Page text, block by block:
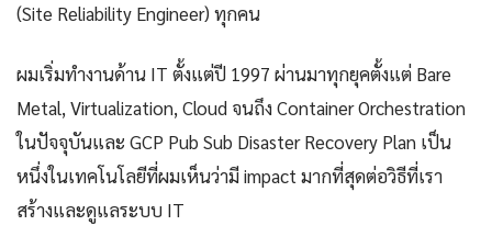
(Site Reliability Engineer) ทุกคน
ผมเริ่มทำงานด้าน IT ตั้งแต่ปี 1997 ผ่านมาทุกยุคตั้งแต่ Bare
Metal, Virtualization, Cloud จนถึง Container Orchestration
ในปัจจุบันและ GCP Pub Sub Disaster Recovery Plan เป็น
หนึ่งในเทคโนโลยีที่ผมเห็นว่ามี impact มากที่สุดต่อวิธีที่เรา
สร้างและดูแลระบบ IT